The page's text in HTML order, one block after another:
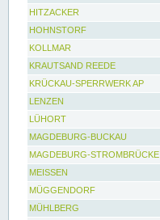
HITZACKER
HOHNSTORF
KOLLMAR
KRAUTSAND REEDE
KRÜCKAU-SPERRWERK AP
LENZEN
LÜHORT
MAGDEBURG-BUCKAU
MAGDEBURG-STROMBRÜCKE
MEISSEN
MÜGGENDORF
MÜHLBERG